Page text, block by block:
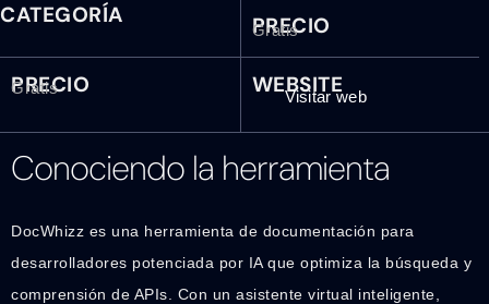
CATEGORÍA PRECIO
Gratis
PRECIO
Gratis WEBSITE
Visitar web
Conociendo la herramienta
DocWhizz es una herramienta de documentación para
desarrolladores potenciada por IA que optimiza la búsqueda y
comprensión de APIs. Con un asistente virtual inteligente,